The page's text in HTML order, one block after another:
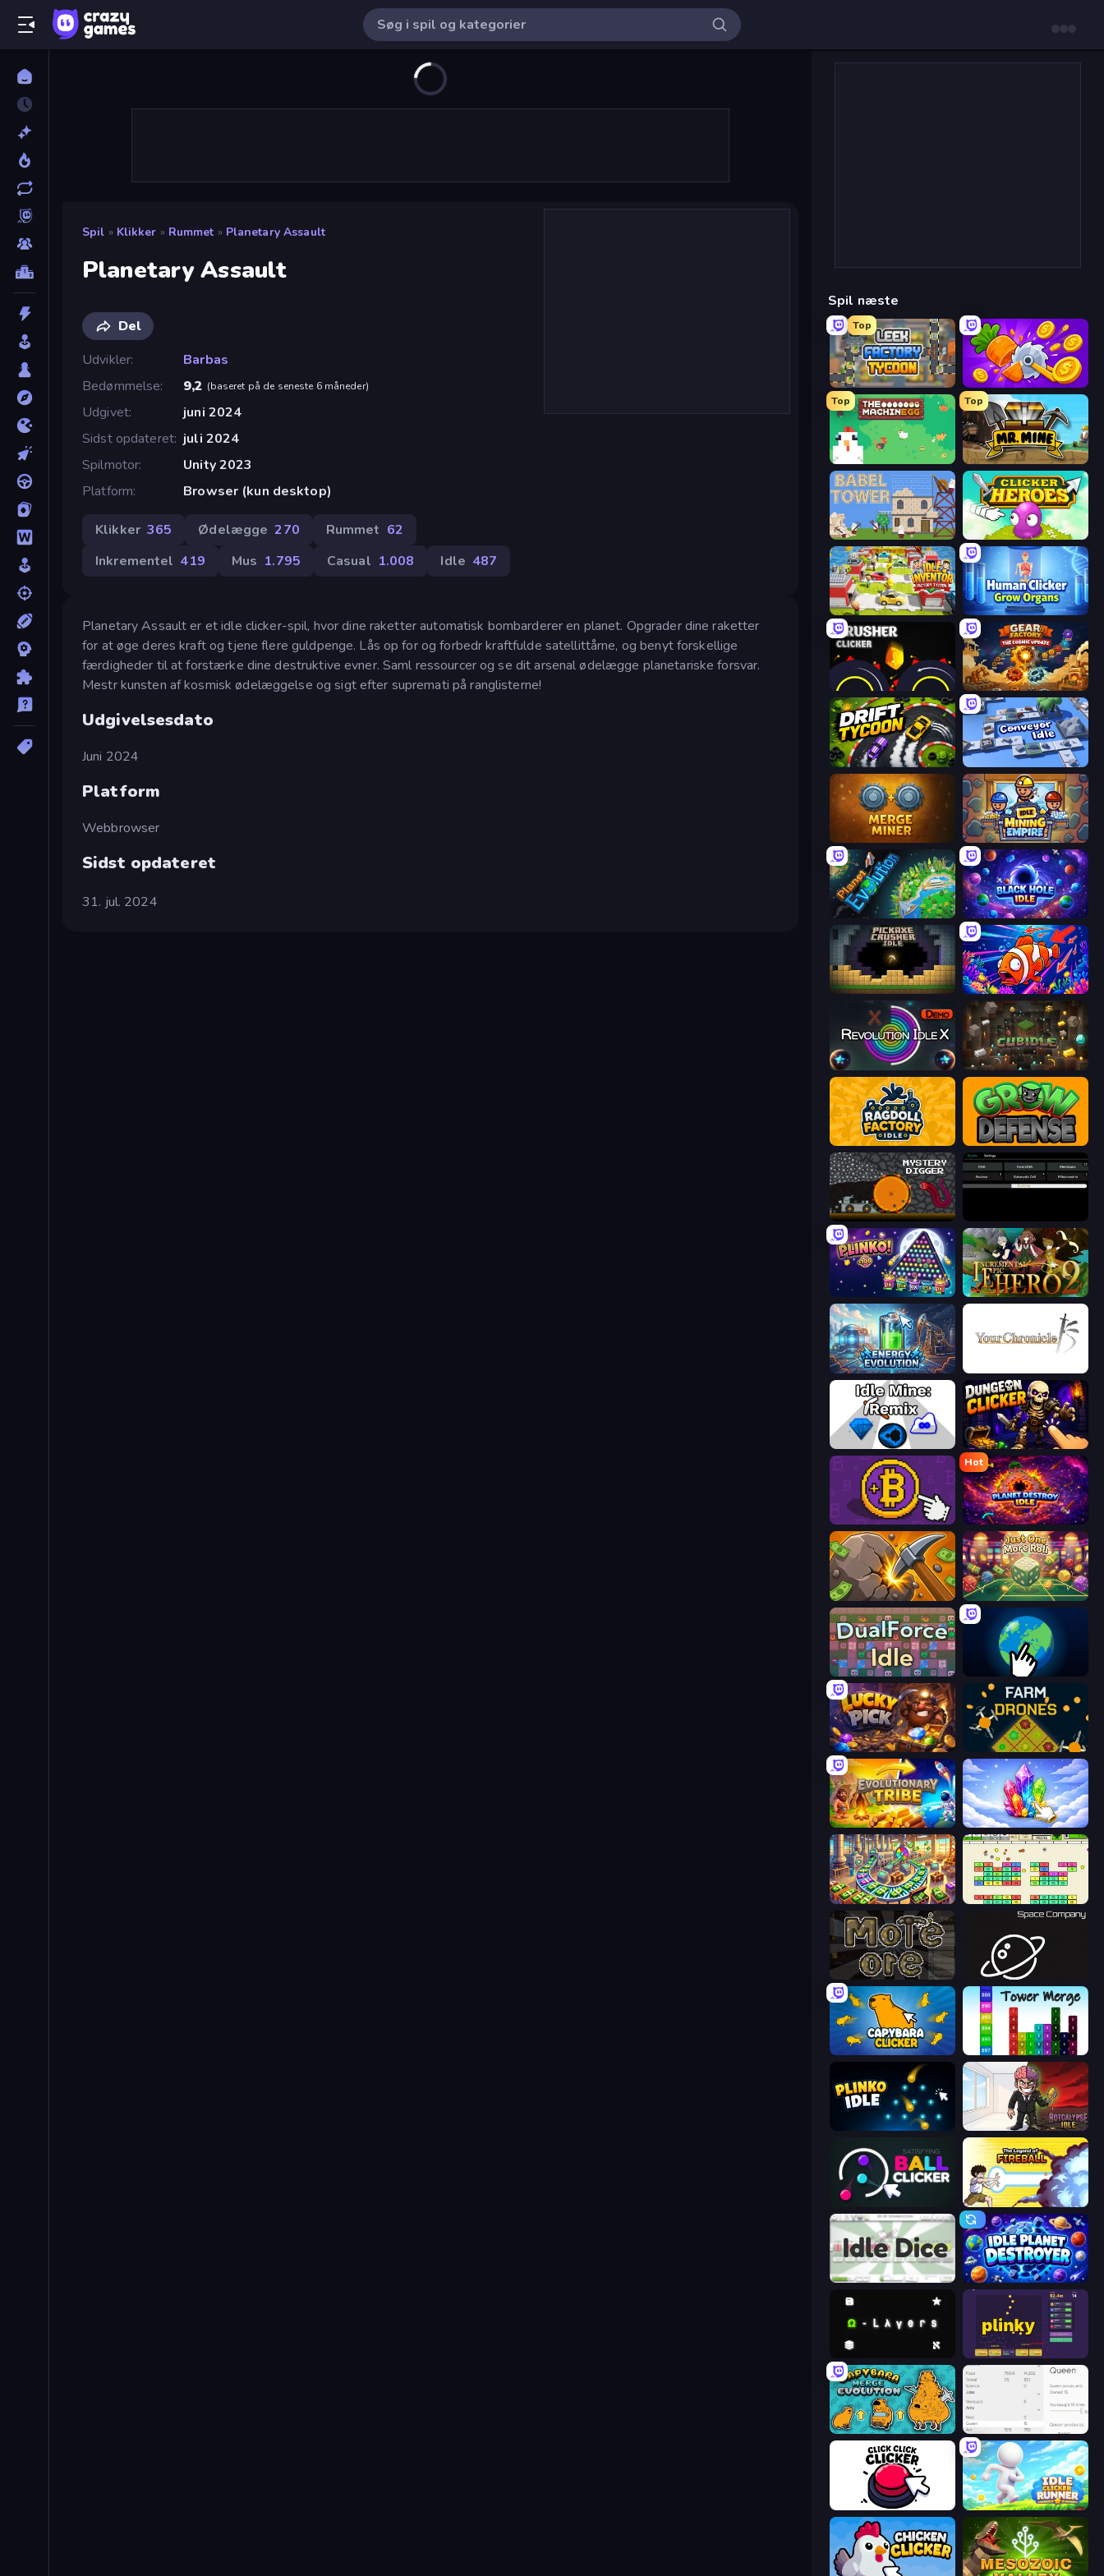
Spil » Klikker » Rummet » Planetary Assault
Planetary Assault
Del
Udvikler
Barbas
Bedømmelse
9,2 (baseret på de seneste 6 måneder)
Udgivet
juni 2024
Sidst opdateret juli 2024
Spilmotor
Unity 2023
Platform
Browser (kun desktop)
Klikker 365 Ødelægge 270 Rummet 62
Inkrementel 419 Mus 1.795 Casual 1.008 Idle 487
Planetary Assault er et idle clicker-spil, hvor dine raketter automatisk bombarderer en planet. Opgrader dine raketter
for at øge deres kraft og tjene flere guldpenge. Lås op for og forbedr kraftfulde satellittårne, og benyt forskellige
færdigheder til at forstærke dine destruktive evner. Saml ressourcer og se dit arsenal ødelægge planetariske forsvar.
Mestr kunsten af kosmisk ødelæggelse og sigt efter supremati på ranglisterne!
Udgivelsesdato
Juni 2024
Platform
Webbrowser
Sidst opdateret
31. jul. 2024
Spil næste
Top
Leek Factory Tycoon Farm Ring Idle
Top
The MachinEGG
Top
Mr. Mine
Babel Tower Clicker Heroes
Idle Inventor Human Clicker: Grow Organs
Crusher Clicker Gear Factory
Drift Tycoon Conveyor Idle
Merge Miner Idle Mining Empire
Planet Evolution: Idle Clicker Black Hole Idle
Pickaxe Crusher Idle Fish Catch Idle
Revolution Idle X Cubidle
Ragdoll Factory Idle Grow Defense
Mystery Digger
PLINKO! Incremental Epic Hero 2
Energy Evolution
Idle Mine: Remix Dungeon Clicker
Money Maker
Hot
Planet Destroy Idle
Mine Clicker Just One More Roll
DualForce Idle Planet Clicker 2
Lucky Pick Farm Drones
Evolutionary Tribe Crystalia Idle Clicker
Money Factory: Tycoon Idle Game Idle Breakout
More Ore Space Company
Capybara Clicker Tower Merge
Plinko Idle Rotcalypse: Idle Incremental
Satisfying Ball Clicker Legend Of Fireball
Idle Dice Idle Planet Destroyer
Omega Layers Plinky
Capybara Merge Evolution Idle Ants
Click Click Clicker Idle Clicker Runner